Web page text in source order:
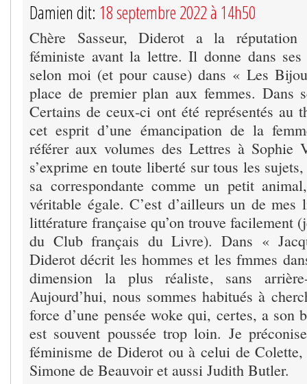
Damien dit: 18 septembre 2022 à 14h50
Chère Sasseur, Diderot a la réputation
féministe avant la lettre. Il donne dans
selon moi (et pour cause) dans « Les
place de premier plan aux femmes. Dans
Certains de ceux-ci ont été représentés au
cet esprit d’une émancipation de la
référer aux volumes des Lettres à Sophie
s’exprime en toute liberté sur tous les
sa correspondante comme un petit
véritable égale. C’est d’ailleurs un de mes
littérature française qu’on trouve facilement
du Club français du Livre). Dans «
Diderot décrit les hommes et les fmmes
dimension la plus réaliste, sans arrière-
Aujourd’hui, nous sommes habitués à
force d’une pensée woke qui, certes, a son
est souvent poussée trop loin. Je
féminisme de Diderot ou à celui de Colette,
Simone de Beauvoir et aussi Judith Butler.